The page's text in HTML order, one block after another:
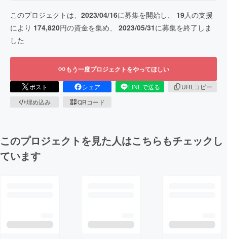
このプロジェクトは、 2023/04/16に募集を開始し、 19人の支援
により 174,820円の資金を集め、 2023/05/31に募集を終了しま
した
もう一度プロジェクトをやってほしい
ポスト シェア LINEで送る
URLコピー
埋め込み
QRコード
このプロジェクトを見た人はこちらもチェックし
ています